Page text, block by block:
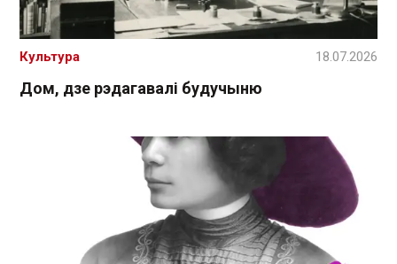
Дом, дзе рэдагавалі будучыню
Культура 18.07.2026